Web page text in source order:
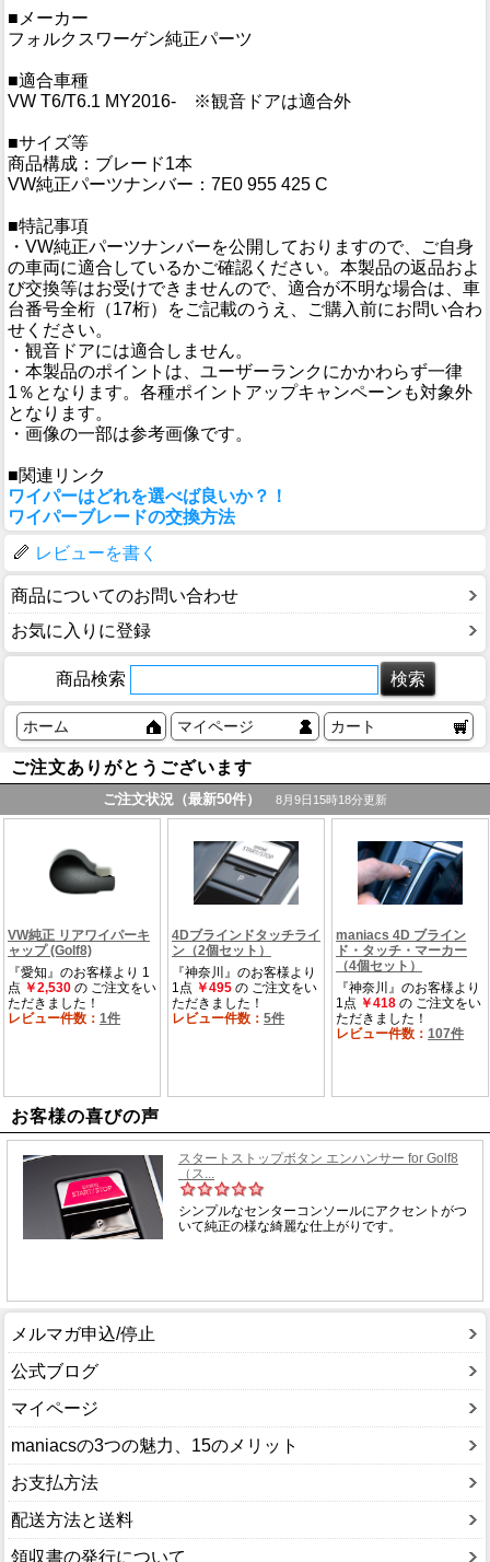
■メーカー
フォルクスワーゲン純正パーツ
■適合車種
VW T6/T6.1 MY2016- ※観音ドアは適合外
■サイズ等
商品構成：ブレード1本
VW純正パーツナンバー：7E0 955 425 C
■特記事項
・VW純正パーツナンバーを公開しておりますので、ご自身
の車両に適合しているかご確認ください。本製品の返品およ
び交換等はお受けできませんので、適合が不明な場合は、車
台番号全桁（17桁）をご記載のうえ、ご購入前にお問い合わ
せください。
・観音ドアには適合しません。
・本製品のポイントは、ユーザーランクにかかわらず一律
1％となります。各種ポイントアップキャンペーンも対象外
となります。
・画像の一部は参考画像です。
■関連リンク
ワイパーはどれを選べば良いか？！
ワイパーブレードの交換方法
レビューを書く
商品についてのお問い合わせ
お気に入りに登録
商品検索
ホーム マイページ カート
ご注文ありがとうございます
お客様の喜びの声
メルマガ申込/停止
公式ブログ
マイページ
maniacsの3つの魅力、15のメリット
お支払方法
配送方法と送料
領収書の発行について